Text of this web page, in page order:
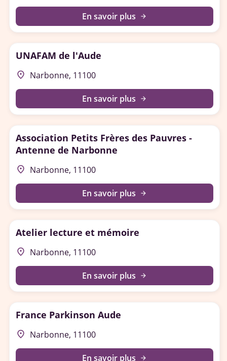
En savoir plus arrow_forward
UNAFAM de l'Aude
place Narbonne, 11100
En savoir plus arrow_forward
Association Petits Frères des Pauvres -
Antenne de Narbonne
place Narbonne, 11100
En savoir plus arrow_forward
Atelier lecture et mémoire
place Narbonne, 11100
En savoir plus arrow_forward
France Parkinson Aude
place Narbonne, 11100
En savoir plus arrow_forward